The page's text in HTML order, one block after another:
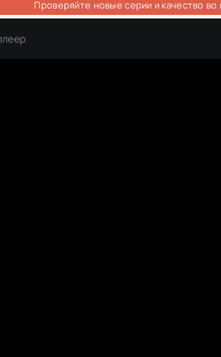
Проверяйте новые серии и качество во